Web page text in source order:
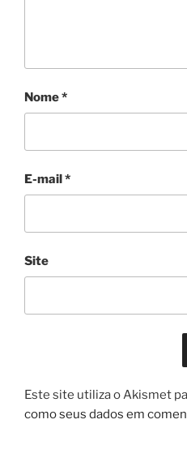
Nome*
E-mail*
Site
Este site utiliza o Akismet
como seus dados em